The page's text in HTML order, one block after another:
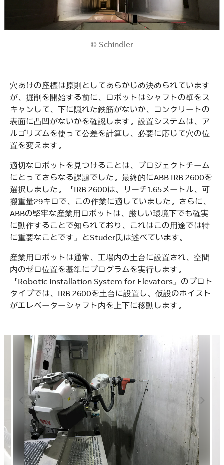
© Schindler
穴あけの座標は原則としてあらかじめ決められています
が、掘削を開始する前に、ロボットはシャフトの壁をス
キャンして、下に隠れた鉄筋がないか、コンクリートの
表面に凸凹がないかを確認します。設置システムは、ア
ルゴリズムを使って公差を計算し、必要に応じて穴の位
置を変えます。
適切なロボットを見つけることは、プロジェクトチーム
にとってさらなる課題でした。最終的にABB IRB 2600を
選択しました。「IRB 2600は、リーチ1.65メートル、可
搬重量29キロで、この作業に適していました。さらに、
ABBの堅牢な産業用ロボットは、厳しい環境下でも確実
に動作することで知られており、これはこの用途では特
に重要なことです」とStuder氏は述べています。
産業用ロボットは通常、工場内の土台に設置され、空間
内のゼロ位置を基準にプログラムを実行します。
「Robotic Installation System for Elevators」のプロト
タイプでは、IRB 2600を土台に設置し、仮設のホイスト
がエレベーターシャフト内を上下に移動します。